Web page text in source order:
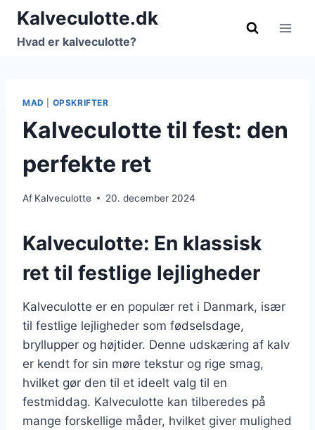
Fortsæt
indhold
Kalveculotte.dk
Hvad er kalveculotte?
MAD OPSKRIFTER
Kalveculotte til fest: den
perfekte ret
Af Kalveculotte 20. december 2024
Kalveculotte: En klassisk
ret til festlige lejligheder
Kalveculotte er en populær ret i Danmark, især
til festlige lejligheder som fødselsdage,
bryllupper og højtider. Denne udskæring af kalv
er kendt for sin møre tekstur og rige smag,
hvilket gør den til et ideelt valg til en
festmiddag. Kalveculotte kan tilberedes på
mange forskellige måder, hvilket giver mulighed